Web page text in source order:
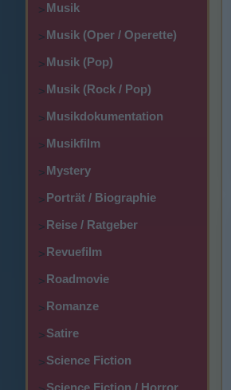
>Musik
>Musik (Oper / Operette)
>Musik (Pop)
>Musik (Rock / Pop)
>Musikdokumentation
>Musikfilm
>Mystery
>Porträt / Biographie
>Reise / Ratgeber
>Revuefilm
>Roadmovie
>Romanze
>Satire
>Science Fiction
Science Fiction / Horror